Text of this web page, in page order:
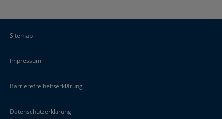
Sitemap
Impressum
Barrierefreiheitserklärung
Datenschutzerklärung